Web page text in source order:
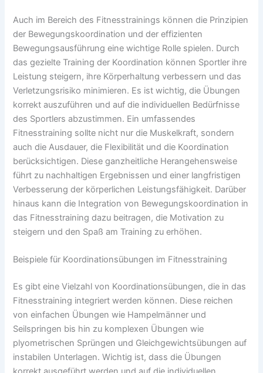
Auch im Bereich des Fitnesstrainings können die Prinzipien
der Bewegungskoordination und der effizienten
Bewegungsausführung eine wichtige Rolle spielen. Durch
das gezielte Training der Koordination können Sportler ihre
Leistung steigern, ihre Körperhaltung verbessern und das
Verletzungsrisiko minimieren. Es ist wichtig, die Übungen
korrekt auszuführen und auf die individuellen Bedürfnisse
des Sportlers abzustimmen. Ein umfassendes
Fitnesstraining sollte nicht nur die Muskelkraft, sondern
auch die Ausdauer, die Flexibilität und die Koordination
berücksichtigen. Diese ganzheitliche Herangehensweise
führt zu nachhaltigen Ergebnissen und einer langfristigen
Verbesserung der körperlichen Leistungsfähigkeit. Darüber
hinaus kann die Integration von Bewegungskoordination in
das Fitnesstraining dazu beitragen, die Motivation zu
steigern und den Spaß am Training zu erhöhen.
Beispiele für Koordinationsübungen im Fitnesstraining
Es gibt eine Vielzahl von Koordinationsübungen, die in das
Fitnesstraining integriert werden können. Diese reichen
von einfachen Übungen wie Hampelmänner und
Seilspringen bis hin zu komplexen Übungen wie
plyometrischen Sprüngen und Gleichgewichtsübungen auf
instabilen Unterlagen. Wichtig ist, dass die Übungen